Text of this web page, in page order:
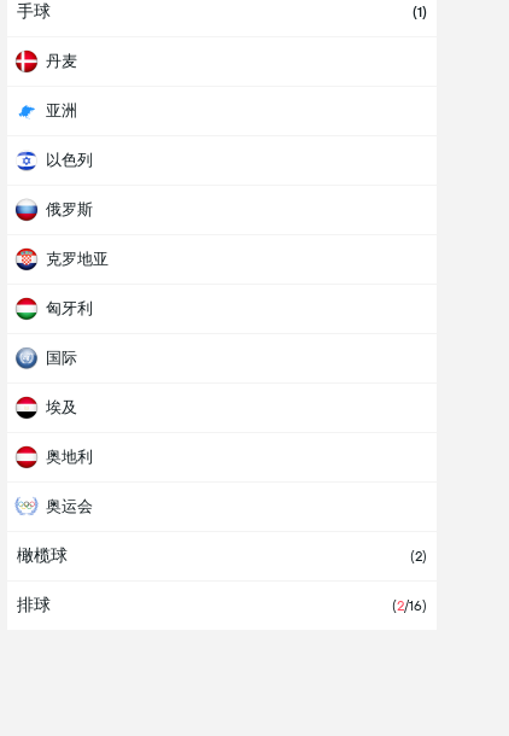
手球 (1)
丹麦
亚洲
以色列
俄罗斯
克罗地亚
匈牙利
国际
埃及
奥地利
奥运会
威尔士
尼日尔
橄榄球 (2)
排球 (2/16)